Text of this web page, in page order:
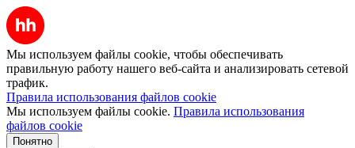
Мы используем файлы cookie, чтобы обеспечивать
правильную работу нашего веб-сайта и анализировать сетевой
трафик.
Правила использования файлов cookie
Мы используем файлы cookie. Правила использования
файлов cookie
Понятно